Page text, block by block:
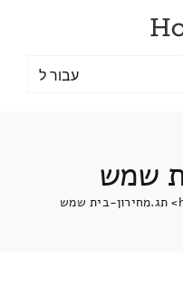
עבור ל
שמש
מחירון-בית שמש